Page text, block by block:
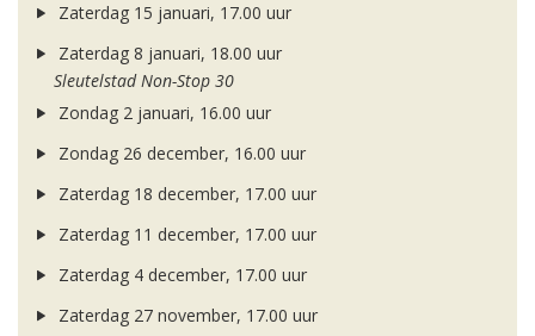
Zaterdag 15 januari, 17.00 uur
Zaterdag 8 januari, 18.00 uur
Sleutelstad Non-Stop 30
Zondag 2 januari, 16.00 uur
Zondag 26 december, 16.00 uur
Zaterdag 18 december, 17.00 uur
Zaterdag 11 december, 17.00 uur
Zaterdag 4 december, 17.00 uur
Zaterdag 27 november, 17.00 uur